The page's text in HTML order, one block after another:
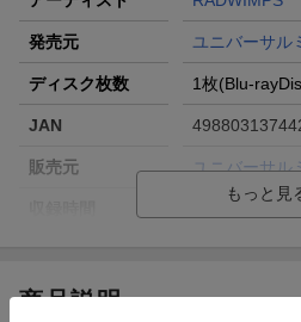
発売元 ユニバーサル
ディスク枚数 1枚(Blu-
JAN
販売元 ユニバーサル
画面サイズ
商品説明